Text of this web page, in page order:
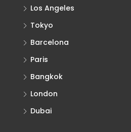
Los Angeles
Tokyo
Barcelona
Paris
Bangkok
London
Dubai